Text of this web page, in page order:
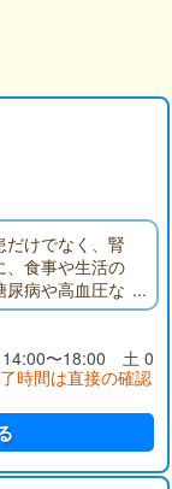
だけでなく、腎
、食事や生活の
病や高血圧な
病の予防、治療
常にも対応致
14:00〜18:00 土 0
時間は直接の確認